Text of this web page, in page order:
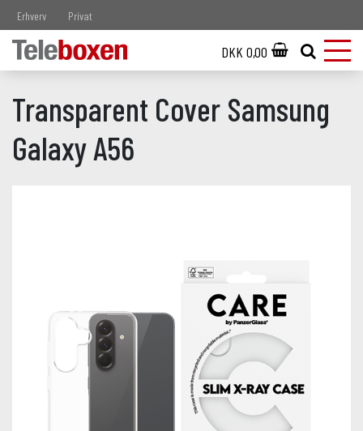
Erhverv Privat
DKK 0,00
Transparent Cover Samsung
Galaxy A56